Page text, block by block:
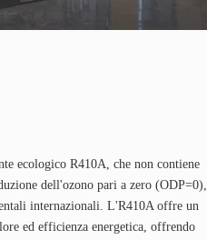
ecologico R410A, che non contiene
dell'ozono pari a zero (ODP=0),
internazionali. L'R410A offre un
ed efficienza energetica, offrendo